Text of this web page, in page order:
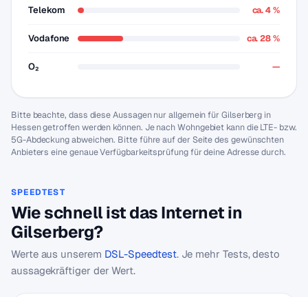
Telekom ca. 4 %
Vodafone ca. 28 %
O₂ —
Bitte beachte, dass diese Aussagen nur allgemein für Gilserberg in
Hessen getroffen werden können. Je nach Wohngebiet kann die LTE- bzw.
5G-Abdeckung abweichen. Bitte führe auf der Seite des gewünschten
Anbieters eine genaue Verfügbarkeitsprüfung für deine Adresse durch.
SPEEDTEST
Wie schnell ist das Internet in
Gilserberg?
Werte aus unserem DSL-Speedtest. Je mehr Tests, desto
aussagekräftiger der Wert.